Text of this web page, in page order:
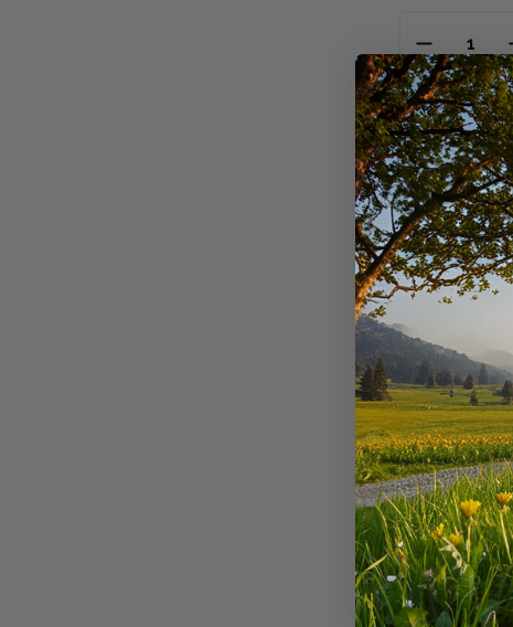
Description
Les formes
remplies de
d'eau. Ne
Forme de
Avis clients
Il n'y a pas
Chez Terres
acheté nos